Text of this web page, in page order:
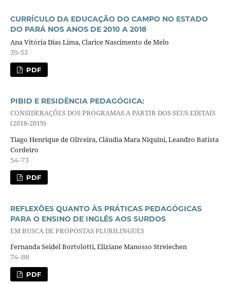
CURRÍCULO DA EDUCAÇÃO DO CAMPO NO ESTADO
DO PARÁ NOS ANOS DE 2010 A 2018
Ana Vitória Dias Lima, Clarice Nascimento de Melo
39-53
PDF
PIBID E RESIDÊNCIA PEDAGÓGICA:
CONSIDERAÇÕES DOS PROGRAMAS A PARTIR DOS SEUS EDITAIS
(2018-2019)
Tiago Henrique de Oliveira, Cláudia Mara Niquini, Leandro Batista
Cordeiro
54-73
PDF
REFLEXÕES QUANTO ÀS PRÁTICAS PEDAGÓGICAS
PARA O ENSINO DE INGLÊS AOS SURDOS
EM BUSCA DE PROPOSTAS PLURILINGUES
Fernanda Seidel Bortolotti, Eliziane Manosso Streiechen
74-88
PDF